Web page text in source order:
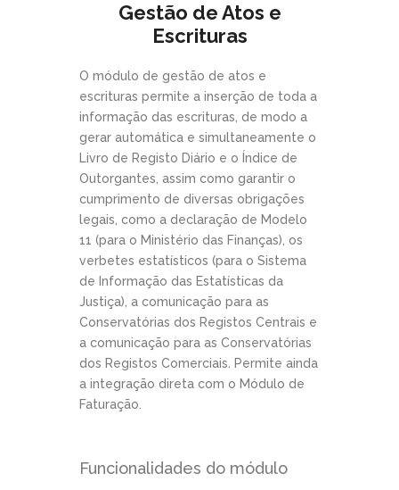
Gestão de Atos e
Escrituras
O módulo de gestão de atos e
escrituras permite a inserção de toda a
informação das escrituras, de modo a
gerar automática e simultaneamente o
Livro de Registo Diário e o Índice de
Outorgantes, assim como garantir o
cumprimento de diversas obrigações
legais, como a declaração de Modelo
11 (para o Ministério das Finanças), os
verbetes estatísticos (para o Sistema
de Informação das Estatísticas da
Justiça), a comunicação para as
Conservatórias dos Registos Centrais e
a comunicação para as Conservatórias
dos Registos Comerciais. Permite ainda
a integração direta com o Módulo de
Faturação.
Funcionalidades do módulo